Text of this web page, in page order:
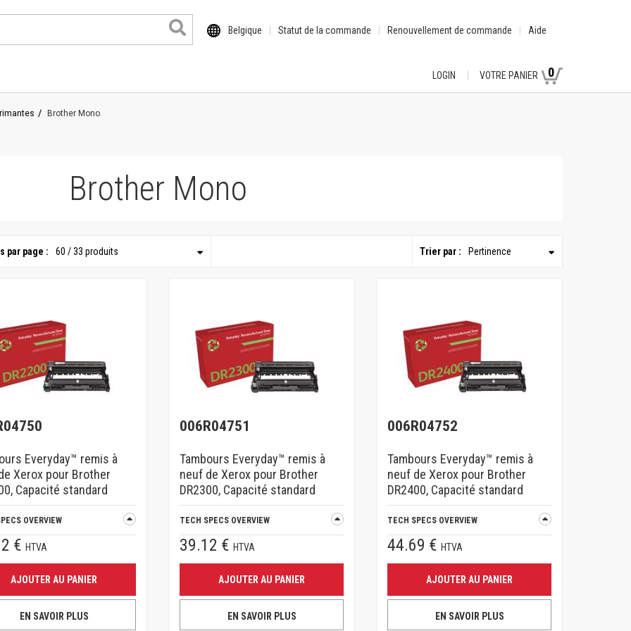
Belgique Statut de la commande Renouvellement de commande Aide
LOGIN VOTRE PANIER 0
Brother Mono
Brother Mono
Trier par : Pertinence
par page : 60 / 33 produits
Everyday™ remis à
Xerox pour Brother
Capacité standard
OVERVIEW
€HTVA
AJOUTER AU PANIER
EN SAVOIR PLUS
006R04751
Tambours Everyday™ remis à
neuf de Xerox pour Brother
DR2300, Capacité standard
TECH SPECS OVERVIEW
39.12 €HTVA
AJOUTER AU PANIER
EN SAVOIR PLUS
006R04752
Tambours Everyday™ remis à
neuf de Xerox pour Brother
DR2400, Capacité standard
TECH SPECS OVERVIEW
44.69 €HTVA
AJOUTER AU PANIER
EN SAVOIR PLUS